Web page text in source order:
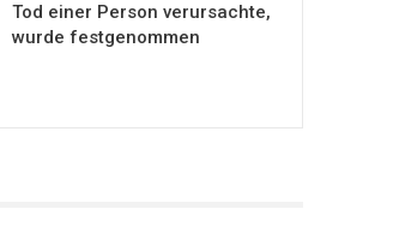
Tod einer Person verursachte,
wurde festgenommen